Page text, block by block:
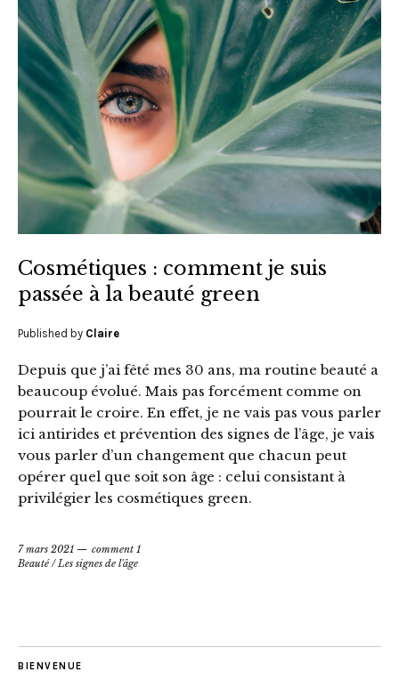
Cosmétiques : comment je suis
passée à la beauté green
Published by Claire
Depuis que j’ai fêté mes 30 ans, ma routine beauté a
beaucoup évolué. Mais pas forcément comme on
pourrait le croire. En effet, je ne vais pas vous parler
ici antirides et prévention des signes de l’âge, je vais
vous parler d’un changement que chacun peut
opérer quel que soit son âge : celui consistant à
privilégier les cosmétiques green.
7 mars 2021
comment 1
Beauté/Les signes de l'âge
BIENVENUE